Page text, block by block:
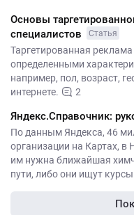
Основы
специалистов
Статья
Таргетированная
определенными
например, пол, возраст,
интернете.
2
Яндекс.Справочник:
По данным Яндекса, 46
организации на Картах, в
им нужна ближайшая
пути, либо они ищут